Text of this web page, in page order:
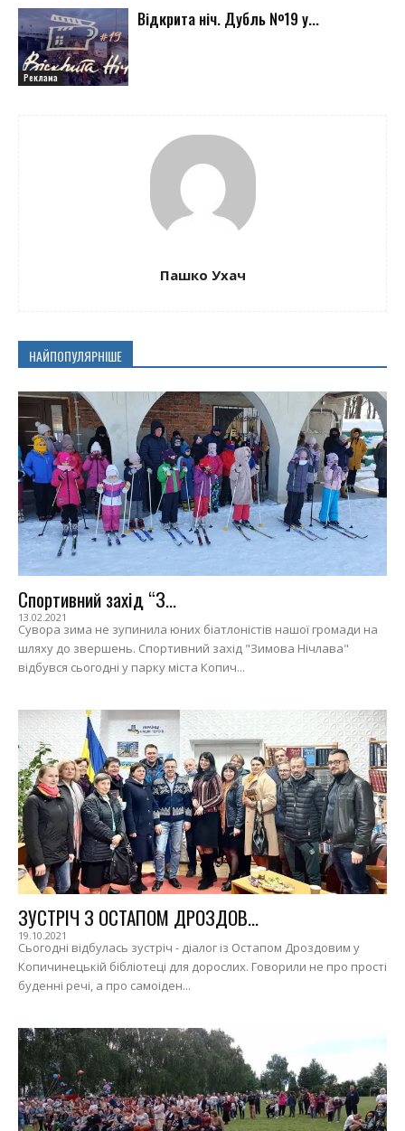
Реклама
Відкрита ніч. Дубль №19 у...
Пашко Ухач
НАЙПОПУЛЯРНІШЕ
Спортивний захід “З...
13.02.2021
Сувора зима не зупинила юних біатлоністів нашої громади на
шляху до звершень. Спортивний захід "Зимова Нічлава"
відбувся сьогодні у парку міста Копич...
ЗУСТРІЧ З ОСТАПОМ ДРОЗДОВ...
19.10.2021
Сьогодні відбулась зустріч - діалог із Остапом Дроздовим у
Копичинецькій бібліотеці для дорослих. Говорили не про прості
буденні речі, а про самоіден...